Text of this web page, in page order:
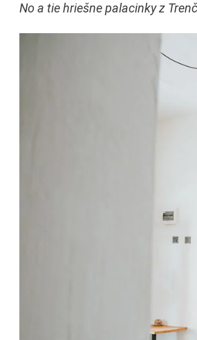
No a tie hriešne palacinky z